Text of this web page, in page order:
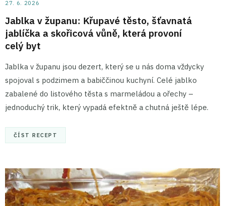
27. 6. 2026
Jablka v županu: Křupavé těsto, šťavnatá
jablíčka a skořicová vůně, která provoní
celý byt
Jablka v županu jsou dezert, který se u nás doma vždycky
spojoval s podzimem a babiččinou kuchyní. Celé jablko
zabalené do listového těsta s marmeládou a ořechy –
jednoduchý trik, který vypadá efektně a chutná ještě lépe.
ČÍST RECEPT